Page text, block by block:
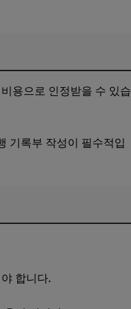
용으로 인정받을 수 있습
기록부 작성이 필수적입
합니다.